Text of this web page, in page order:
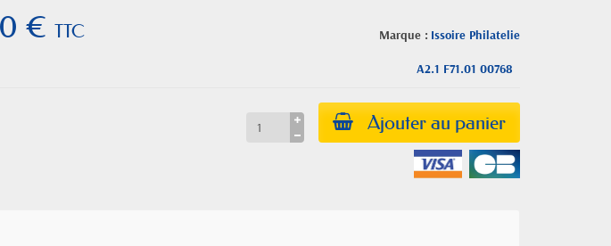
Marque : Issoire Philatelie
€TTC
A2.1 F71.01 00768
Ajouter au panier